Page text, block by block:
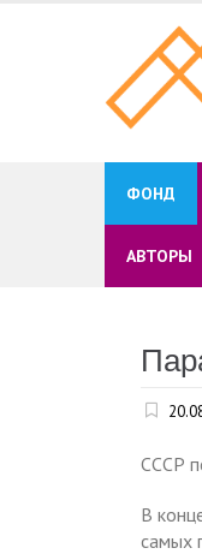
ФОНД
АВТОРЫ
СССР
В
самых